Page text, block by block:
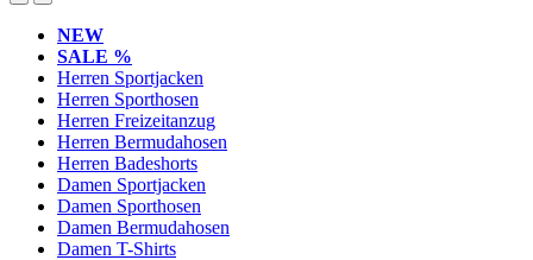
NEW
SALE %
Herren Sportjacken
Herren Sporthosen
Herren Freizeitanzug
Herren Bermudahosen
Herren Badeshorts
Damen Sportjacken
Damen Sporthosen
Damen Bermudahosen
Damen T-Shirts